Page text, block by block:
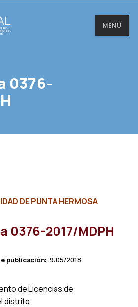
MENÚ
0376-
DE PUNTA HERMOSA
0376-2017/MDPH
publicación: 9/05/2018
de Licencias de
distrito.